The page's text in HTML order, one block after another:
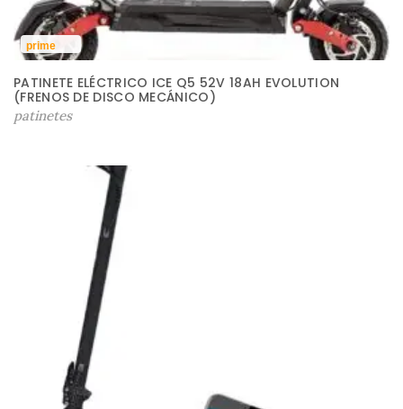
prime
PATINETE ELÉCTRICO ICE Q5 52V 18AH EVOLUTION
(FRENOS DE DISCO MECÁNICO)
patinetes